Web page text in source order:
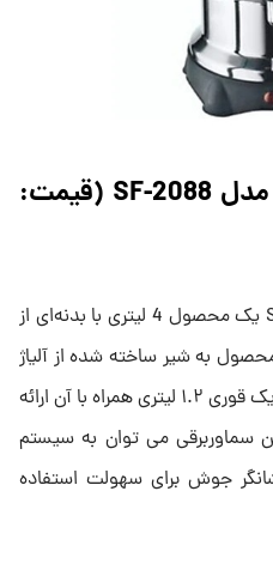
5- سماور برقی سونیفر مدل SF-2088 (قیمت:
سماور برقی سونیفر مدل SF-2088 یک محصول 4 لیتری با بدنه‌ای از
به شیر ساخته شده از آلیاژ
روی با کیفیت مجهز شده است و یک قوری ۱.۲ لیتری همراه با آن ارائه
سماوربرقی می توان به سیستم
جوش برای سهولت استفاده